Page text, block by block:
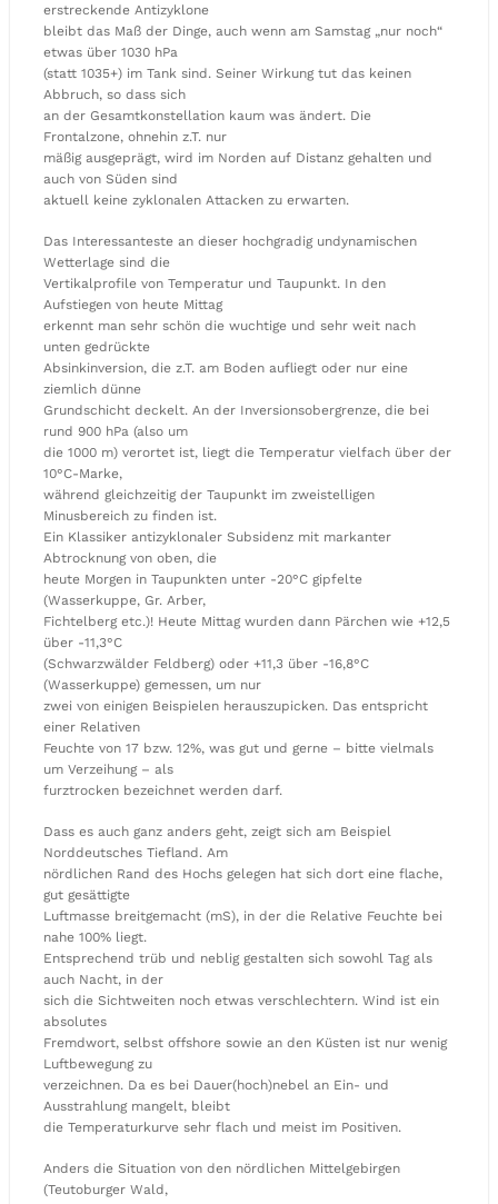
erstreckende Antizyklone
bleibt das Maß der Dinge, auch wenn am Samstag „nur noch“
etwas über 1030 hPa
(statt 1035+) im Tank sind. Seiner Wirkung tut das keinen
Abbruch, so dass sich
an der Gesamtkonstellation kaum was ändert. Die
Frontalzone, ohnehin z.T. nur
mäßig ausgeprägt, wird im Norden auf Distanz gehalten und
auch von Süden sind
aktuell keine zyklonalen Attacken zu erwarten.
Das Interessanteste an dieser hochgradig undynamischen
Wetterlage sind die
Vertikalprofile von Temperatur und Taupunkt. In den
Aufstiegen von heute Mittag
erkennt man sehr schön die wuchtige und sehr weit nach
unten gedrückte
Absinkinversion, die z.T. am Boden aufliegt oder nur eine
ziemlich dünne
Grundschicht deckelt. An der Inversionsobergrenze, die bei
rund 900 hPa (also um
die 1000 m) verortet ist, liegt die Temperatur vielfach über der
10°C-Marke,
während gleichzeitig der Taupunkt im zweistelligen
Minusbereich zu finden ist.
Ein Klassiker antizyklonaler Subsidenz mit markanter
Abtrocknung von oben, die
heute Morgen in Taupunkten unter -20°C gipfelte
(Wasserkuppe, Gr. Arber,
Fichtelberg etc.)! Heute Mittag wurden dann Pärchen wie +12,5
über -11,3°C
(Schwarzwälder Feldberg) oder +11,3 über -16,8°C
(Wasserkuppe) gemessen, um nur
zwei von einigen Beispielen herauszupicken. Das entspricht
einer Relativen
Feuchte von 17 bzw. 12%, was gut und gerne – bitte vielmals
um Verzeihung – als
furztrocken bezeichnet werden darf.
Dass es auch ganz anders geht, zeigt sich am Beispiel
Norddeutsches Tiefland. Am
nördlichen Rand des Hochs gelegen hat sich dort eine flache,
gut gesättigte
Luftmasse breitgemacht (mS), in der die Relative Feuchte bei
nahe 100% liegt.
Entsprechend trüb und neblig gestalten sich sowohl Tag als
auch Nacht, in der
sich die Sichtweiten noch etwas verschlechtern. Wind ist ein
absolutes
Fremdwort, selbst offshore sowie an den Küsten ist nur wenig
Luftbewegung zu
verzeichnen. Da es bei Dauer(hoch)nebel an Ein- und
Ausstrahlung mangelt, bleibt
die Temperaturkurve sehr flach und meist im Positiven.
Anders die Situation von den nördlichen Mittelgebirgen
(Teutoburger Wald,